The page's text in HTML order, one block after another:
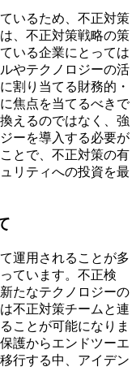
いるため、不正対策
、不正対策戦略の策
いる企業にとっては
やテクノロジーの活
割り当てる財務的・
焦点を当てるべきで
えるのではなく、強
ーを導入する必要が
とで、不正対策の有
リティへの投資を最
運用されることが多
ています。不正検
たなテクノロジーの
不正対策チームと連
ことが可能になりま
護からエンドツーエ
行する中、アイデン